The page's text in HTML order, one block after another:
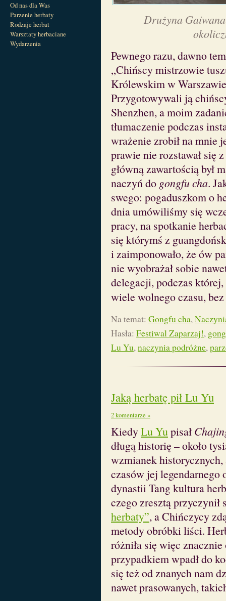
Od nas dla Was
Parzenie herbaty
Rodzaje herbat
Warsztaty herbaciane
Wydarzenia
Drużyna
Pewnego razu, dawno
„Chińscy mistrzowie
Królewskim w
Przygotowywali ją
Shenzhen, a moim
tłumaczenie podczas
wrażenie zrobił na mnie
prawie nie rozstawał się
główną zawartością był
naczyń do gongfu cha.
swego: pogaduszkom o
dnia umówiliśmy się
pracy, na spotkanie
się którymś z
i zaimponowało, że ów
nie wyobrażał sobie
delegacji, podczas
wiele wolnego czasu,
Na temat: Gongfu cha,
Hasła: Festiwal Zaparzaj!,
Lu Yu,naczynia podróżne,
Jaką herbatę pił Lu Yu
2 komentarze »
KiedyLu Yupisał
długą historię – około
wzmianek
czasów jej
dynastii Tang kultura
czego zresztą
herbaty”, a Chińczycy
metody obróbki liści.
różniła się więc
przypadkiem wpadł do
się też od znanych nam
nawet prasowanych,